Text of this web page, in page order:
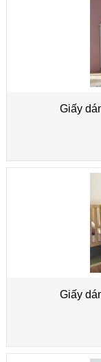
Giấy
Giấy